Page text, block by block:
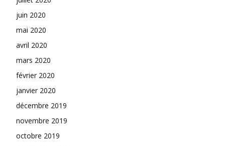
juin 2020
mai 2020
avril 2020
mars 2020
février 2020
janvier 2020
décembre 2019
novembre 2019
octobre 2019